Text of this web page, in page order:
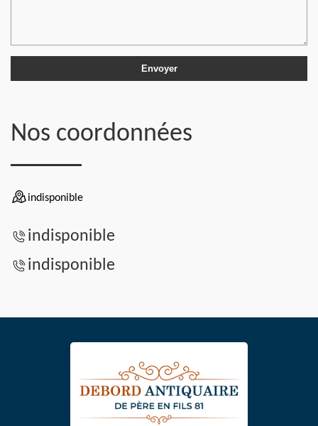
Nos coordonnées
indisponible
indisponible
indisponible